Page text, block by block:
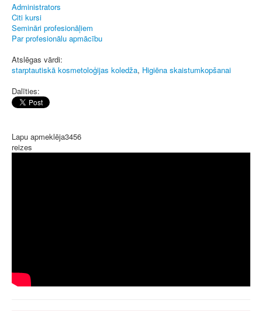
Administrators
Citi kursi
Semināri profesionāļiem
Par profesionālu apmācību
Atslēgas vārdi:
starptautiskā kosmetoloģijas koledža, Higiēna skaistumkopšanai
Dalīties:
Lapu apmeklēja3456
reizes